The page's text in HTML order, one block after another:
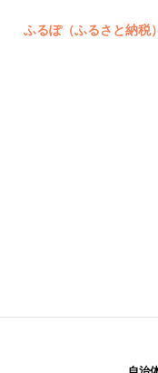
ふるぽ（ふるさと納税